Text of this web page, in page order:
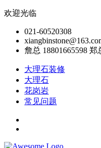
欢迎光临
021-60520308
詹总 18801665598 郑
大理石装修
大理石
花岗岩
常见问题